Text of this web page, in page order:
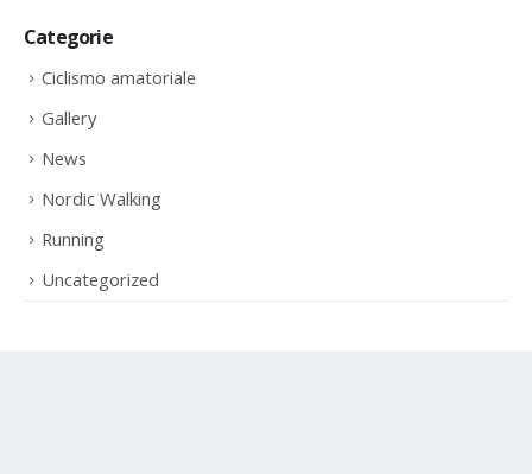
Categorie
Ciclismo amatoriale
Gallery
News
Nordic Walking
Running
Uncategorized